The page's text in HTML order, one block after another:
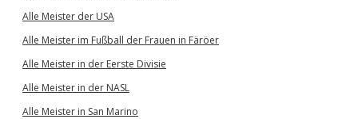
Alle Meister der USA
Alle Meister im Fußball der Frauen in Färöer
Alle Meister in der Eerste Divisie
Alle Meister in der NASL
Alle Meister in San Marino